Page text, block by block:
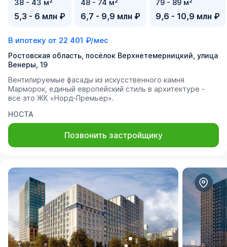
38 - 43 м²
5,3 - 6 млн ₽
48 - 74 м²
6,7 - 9,9 млн ₽
79 - 89 м²
9,6 - 10,9 млн ₽
В ипотеку от 22 401 ₽/мес
Ростовская область, посёлок Верхнетемерницкий, улица
Венеры, 19
Вентилируемые фасады из искусственного камня
Марморок, единый европейский стиль в архитектуре -
все это ЖК «Норд-Премьер».
НОСТА
Позвонить застройщику